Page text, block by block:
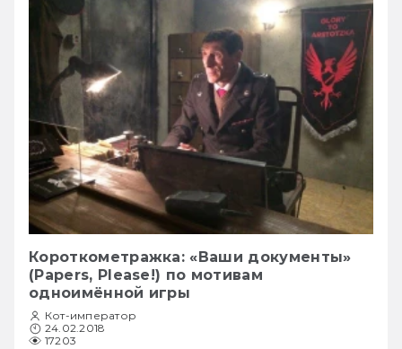
Короткометражка: «Ваши документы»
(Papers, Please!) по мотивам
одноимённой игры
Кот-император
24.02.2018
17203